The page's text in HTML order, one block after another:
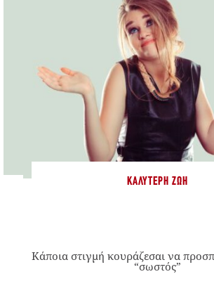
ΚΑΛΎΤΕΡΗ ΖΩΉ
Κάποια στιγμή κουράζεσαι να
“σωστός”